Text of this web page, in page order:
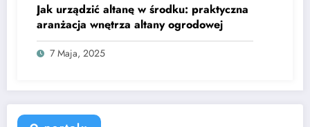
Jak urządzić altanę w środku: praktyczna
aranżacja wnętrza altany ogrodowej
7 Maja, 2025